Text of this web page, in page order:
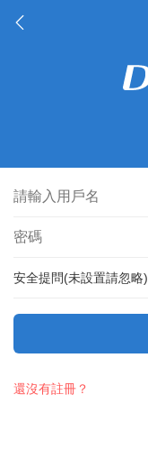
安全提問(未設置請忽略)
還沒有註冊？